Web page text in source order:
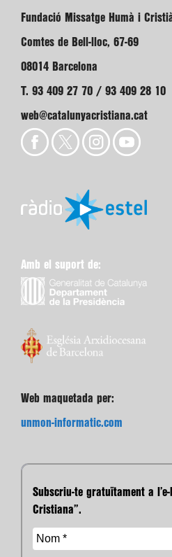
Fundació Missatge Humà i
Comtes de Bell-lloc, 67-69
08014 Barcelona
T. 93 409 27 70 / 93 409 28 10
web@catalunyacristiana.cat
Amb el suport de:
Web maquetada per:
unmon-informatic.com
Subscriu-te gratuïtament a
Cristiana”.